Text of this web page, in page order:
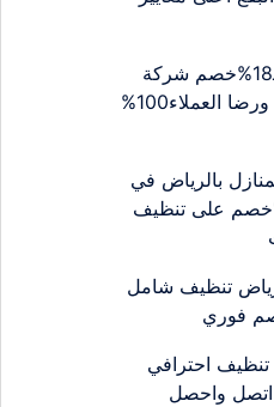
شركة تنظيف بعفيف بـ18%خصم شركة
تنظيف ملتزمة بالجودة ورضا العملاء100%
بالرياض في
بـ33%خصم على تنظيف
تنظيف شامل
احترافي
مدار7 أيام اتصل واحصل